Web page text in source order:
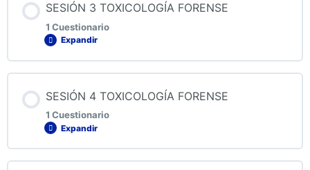
QUIZ 2 TOXICOLOGÍA FORENSE
SESIÓN 3 TOXICOLOGÍA FORENSE
1 Cuestionario
Expandir
QUIZ 3 TOXICOLOGÍA FORENSE
SESIÓN 4 TOXICOLOGÍA FORENSE
1 Cuestionario
Expandir